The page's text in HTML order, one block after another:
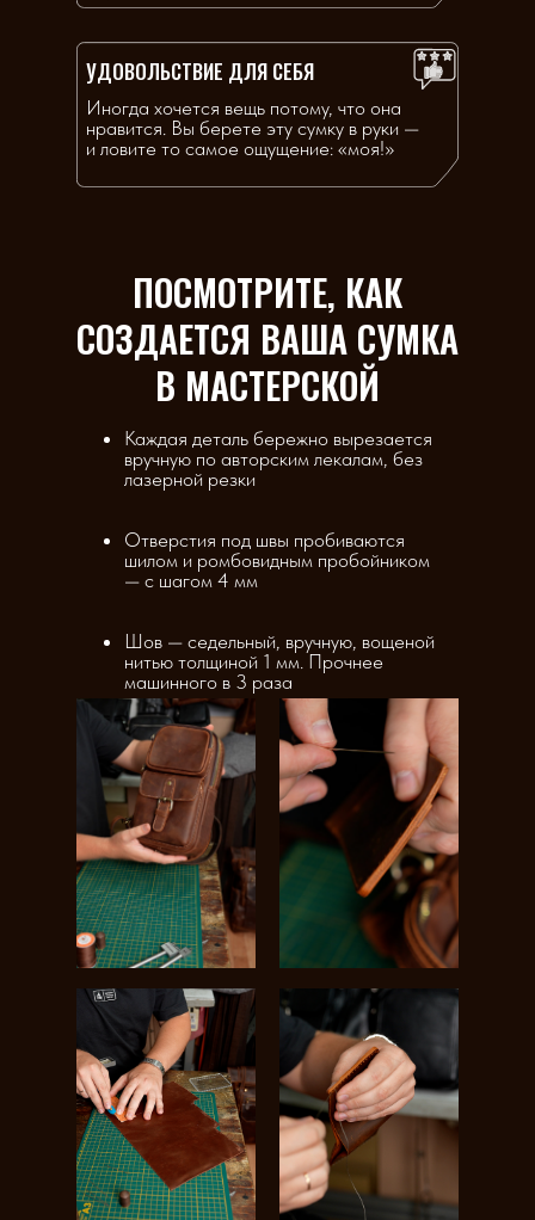
УДОВОЛЬСТВИЕ ДЛЯ СЕБЯ
Иногда хочется вещь потому, что она
нравится. Вы берете эту сумку в руки —
и ловите то самое ощущение: «моя!»
Каждая деталь бережно вырезается
вручную по авторским лекалам, без
лазерной резки
Отверстия под швы пробиваются
шилом и ромбовидным пробойником
— с шагом 4 мм
Шов — седельный, вручную, вощеной
нитью толщиной 1 мм. Прочнее
машинного в 3 раза
ПОСМОТРИТЕ, КАК
СОЗДАЕТСЯ ВАША СУМКА
В МАСТЕРСКОЙ